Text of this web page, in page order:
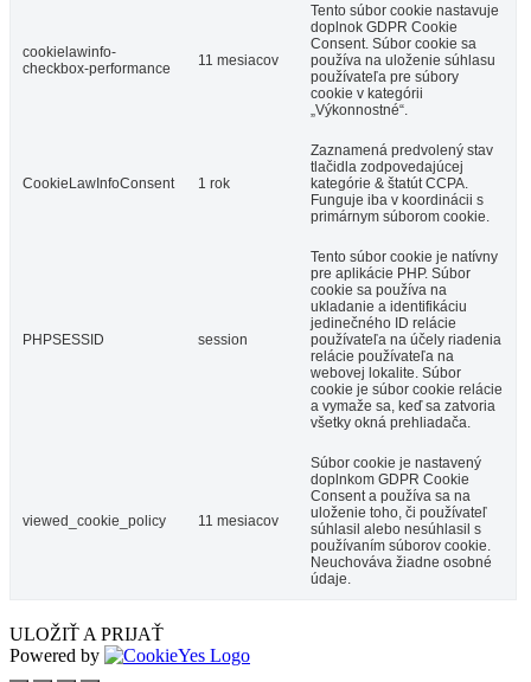
cookielawinfo-
checkbox-performance
11 mesiacov
Tento súbor cookie nastavuje
doplnok GDPR Cookie
Consent. Súbor cookie sa
používa na uloženie súhlasu
používateľa pre súbory
cookie v kategórii
„Výkonnostné“.
CookieLawInfoConsent 1 rok
Zaznamená predvolený stav
tlačidla zodpovedajúcej
kategórie & štatút CCPA.
Funguje iba v koordinácii s
primárnym súborom cookie.
PHPSESSID session
Tento súbor cookie je natívny
pre aplikácie PHP. Súbor
cookie sa používa na
ukladanie a identifikáciu
jedinečného ID relácie
používateľa na účely riadenia
relácie používateľa na
webovej lokalite. Súbor
cookie je súbor cookie relácie
a vymaže sa, keď sa zatvoria
všetky okná prehliadača.
viewed_cookie_policy 11 mesiacov
Súbor cookie je nastavený
doplnkom GDPR Cookie
Consent a používa sa na
uloženie toho, či používateľ
súhlasil alebo nesúhlasil s
používaním súborov cookie.
Neuchováva žiadne osobné
údaje.
ULOŽIŤ A PRIJAŤ
Powered by